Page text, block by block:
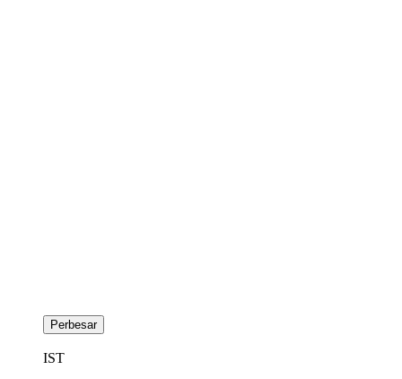
Perbesar
IST